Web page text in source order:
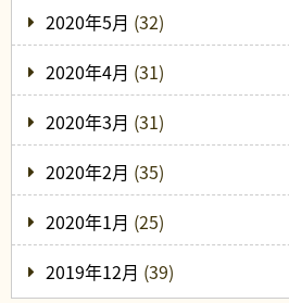
2020年5月 (32)
2020年4月 (31)
2020年3月 (31)
2020年2月 (35)
2020年1月 (25)
2019年12月 (39)